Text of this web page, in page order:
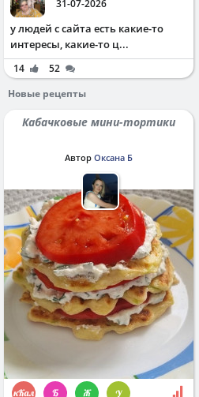
31-07-2026
у людей с сайта есть какие-то
интересы, какие-то ц...
14
52
Новые рецепты
Кабачковые мини-тортики
Автор Оксана Б